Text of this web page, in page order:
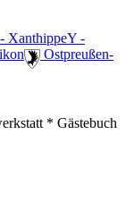
XanthippeY -
️ Ostpreußen-
* Gästebuch